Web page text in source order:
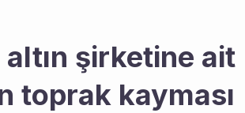
şirketine ait
toprak kayması